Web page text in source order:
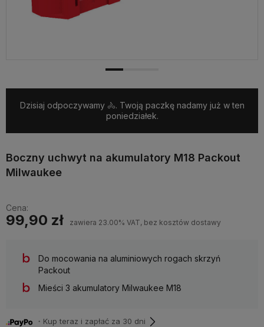
Dzisiaj odpoczywamy 🚴. Twoją paczkę nadamy już w ten
poniedziałek.
Boczny uchwyt na akumulatory M18 Packout
Milwaukee
Cena:
99,90 zł zawiera 23.00% VAT, bez kosztów dostawy
Do mocowania na aluminiowych rogach skrzyń
Packout
Mieści 3 akumulatory Milwaukee M18
・Kup teraz i zapłać za 30 dni